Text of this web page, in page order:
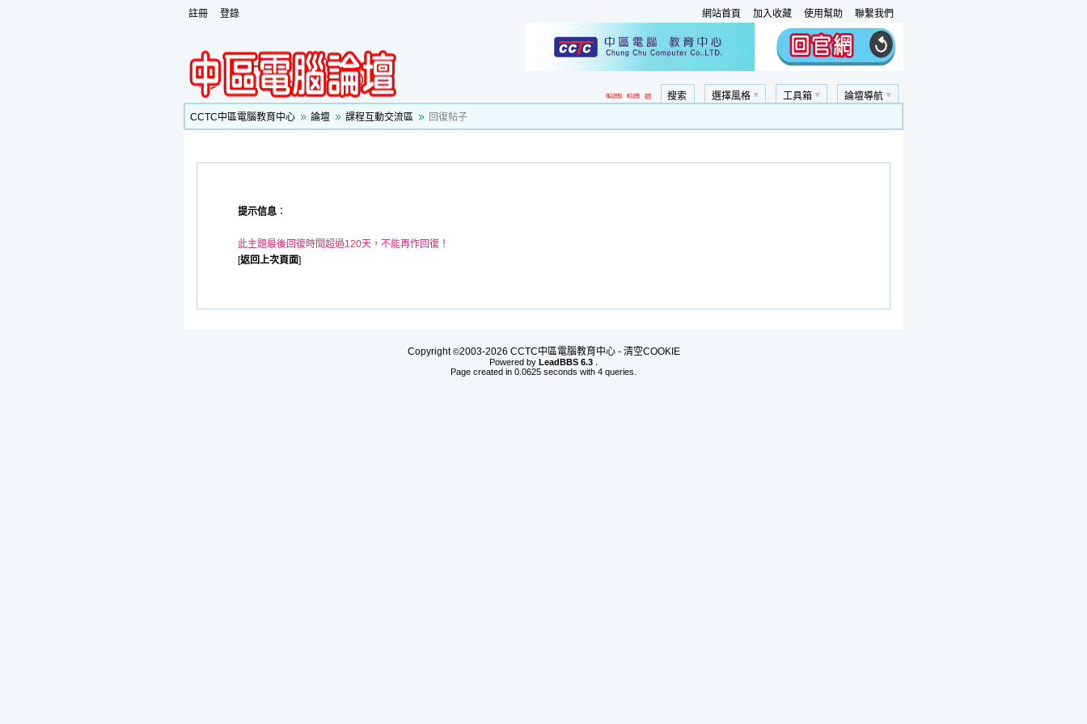
註冊 登錄 網站首頁 加入收藏 使用幫助 聯繫我們
論壇導航
工具箱
選擇風格
搜索
CCTC中區電腦教育中心
論壇 課程互動交流區 回復帖子
提示信息 ：
此主題最後回復時間超過120天，不能再作回復！
[返回上次頁面]
Copyright©2003-2026 CCTC中區電腦教育中心 - 清空COOKIE
Powered by LeadBBS 6.3
Page created in 0.0625 seconds with 4 queries.